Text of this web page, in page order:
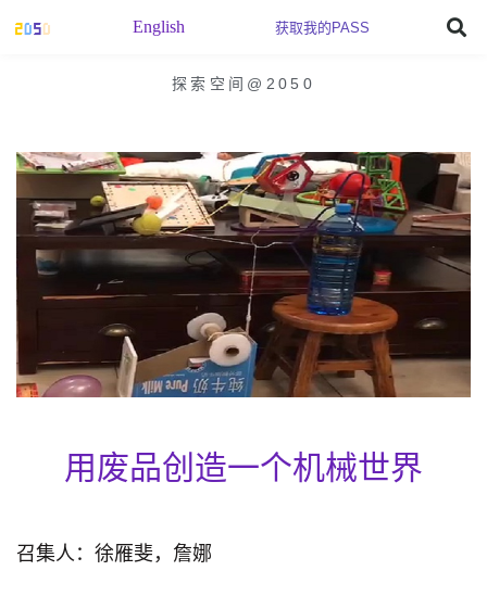
English 获取我的PASS
探索空间@2050
用废品创造一个机械世界
召集人：徐雁斐，詹娜